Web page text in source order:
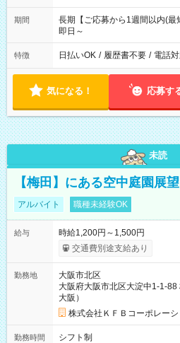
期間
長期【ご応募から1週間以内(最
即日～
特徴 日払いOK / 履歴書不要 / 電話
気になる！ 応募す
未読
【梅田】にある空中庭園展
アルバイト 職種未経験OK
給与
時給1,200円～1,500円
交通費別途支給あり
勤務地
大阪市北区
大阪府大阪市北区大淀中1-1-
大阪）
株式会社ＫＦＢコーポレーシ
勤務時間
シフト制